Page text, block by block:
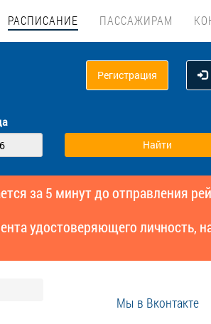
РАСПИСАНИЕ ПАССАЖИРАМ
Регистрация
за 5 минут до отправления
удостоверяющего личность,
Мы в Вконтакте